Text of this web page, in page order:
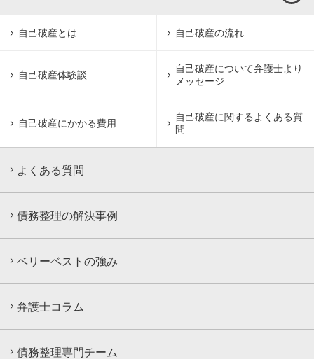
自己破産とは 自己破産の流れ
自己破産体験談
自己破産について弁護士より
メッセージ
自己破産にかかる費用
自己破産に関するよくある質
問
よくある質問
債務整理の解決事例
ベリーベストの強み
弁護士コラム
債務整理専門チーム